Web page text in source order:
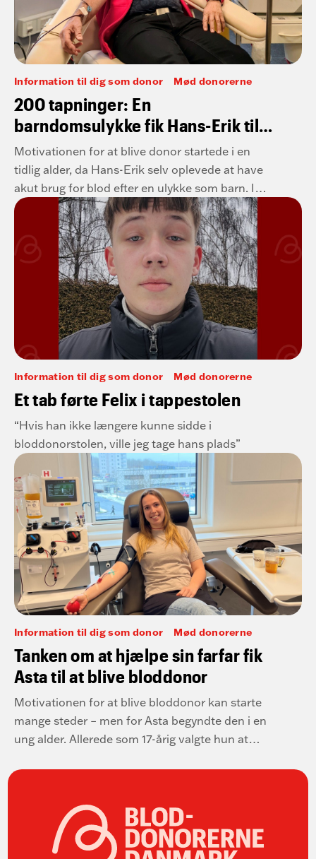
Information til dig som donor Mød donorerne
200 tapninger: En
barndomsulykke fik Hans-Erik til
at blive bloddonor
Motivationen for at blive donor startede i en
tidlig alder, da Hans-Erik selv oplevede at have
akut brug for blod efter en ulykke som barn. I
dag har han nået hele 200 donationer – og er
fortsat en stolt blod- og plasmadonor.
Information til dig som donor Mød donorerne
Et tab førte Felix i tappestolen
“Hvis han ikke længere kunne sidde i
bloddonorstolen, ville jeg tage hans plads”
Information til dig som donor Mød donorerne
Tanken om at hjælpe sin farfar fik
Asta til at blive bloddonor
Motivationen for at blive bloddonor kan starte
mange steder – men for Asta begyndte den i en
ung alder. Allerede som 17-årig valgte hun at
hjælpe sin farfar, der lever med lav blodprocent.